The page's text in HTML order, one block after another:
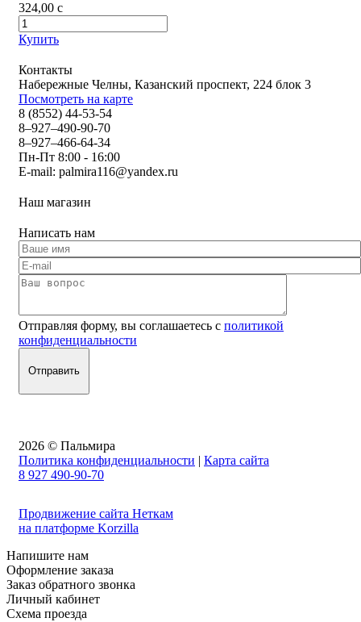
324,00 c
Купить
Контакты
Набережные Челны, Казанский проспект, 224 блок 3
Посмотреть на карте
8 (8552) 44-53-54
8–927–490-90-70
8–927–466-64-34
Пн-Пт 8:00 - 16:00
E-mail: palmira116@yandex.ru
Наш магазин
Написать нам
Отправляя форму, вы соглашаетесь с политикой
конфиденциальности
2026 © Пальмира
Политика конфиденциальности | Карта сайта
8 927 490-90-70
Продвижение сайта Неткам
на платформе Korzilla
Напишите нам
Оформление заказа
Заказ обратного звонка
Личный кабинет
Схема проезда